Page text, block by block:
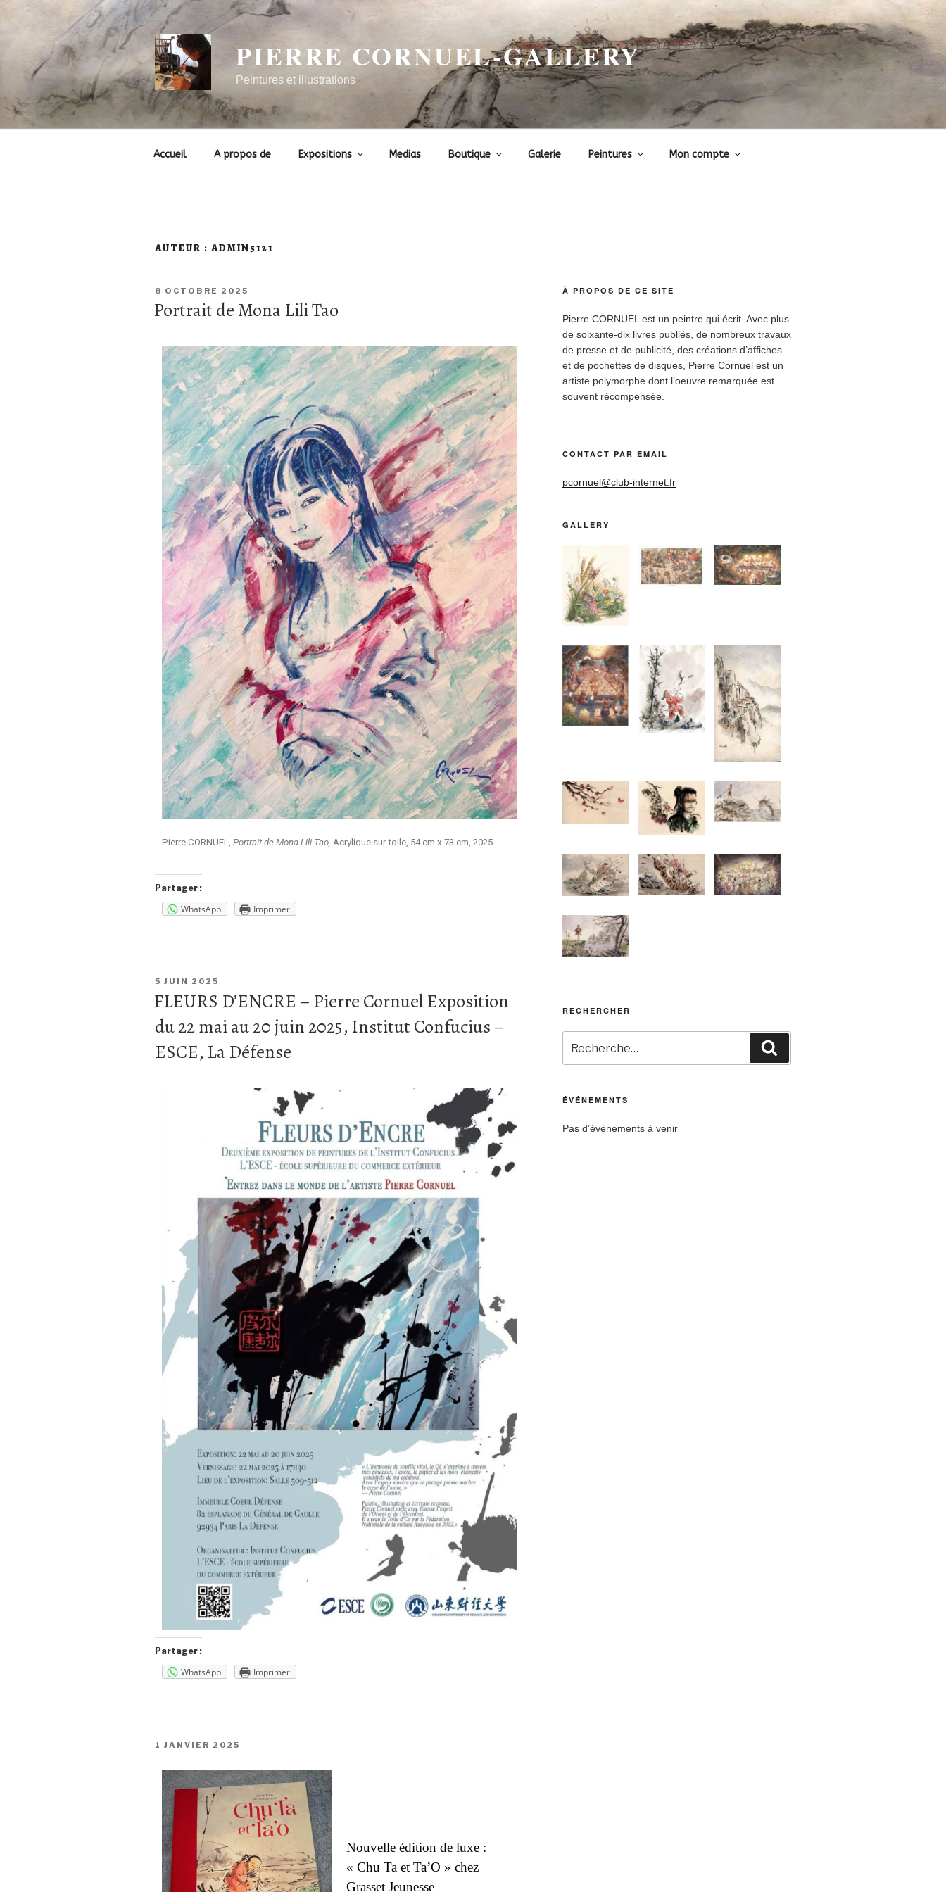
PIERRE CORNUEL-GALLERY
Peintures et illustrations
Accueil A propos de Expositions Medias Boutique Galerie Peintures Mon compte
AUTEUR : ADMIN5121
8 OCTOBRE 2025
Portrait de Mona Lili Tao
Pierre CORNUEL, Portrait de Mona Lili Tao, Acrylique sur toile, 54 cm x 73 cm, 2025
Partager :
WhatsApp Imprimer
5 JUIN 2025
FLEURS D’ENCRE – Pierre Cornuel Exposition
du 22 mai au 20 juin 2025, Institut Confucius –
ESCE, La Défense
Partager :
WhatsApp Imprimer
1 JANVIER 2025
Nouvelle édition de luxe :
« Chu Ta et Ta’O » chez
Grasset Jeunesse
À PROPOS DE CE SITE
Pierre CORNUEL est un peintre qui écrit. Avec plus
de soixante-dix livres publiés, de nombreux travaux
de presse et de publicité, des créations d’affiches
et de pochettes de disques, Pierre Cornuel est un
artiste polymorphe dont l’oeuvre remarquée est
souvent récompensée.
CONTACT PAR EMAIL
pcornuel@club-internet.fr
GALLERY
RECHERCHER
ÉVÉNEMENTS
Pas d’événements à venir